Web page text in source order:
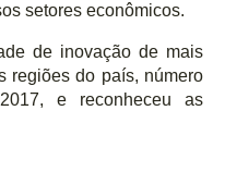
setores econômicos.
de inovação de mais
regiões do país, número
e reconheceu as